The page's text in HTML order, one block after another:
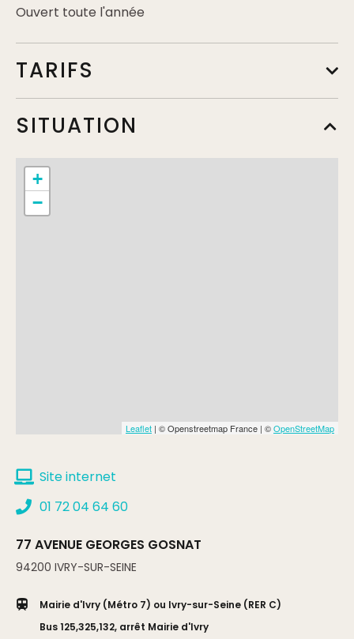
Ouvert toute l'année
TARIFS
SITUATION
+
−
Leaflet | © Openstreetmap France | ©OpenStreetMap
Site internet
01 72 04 64 60
77 AVENUE GEORGES GOSNAT
94200 IVRY-SUR-SEINE
Mairie d'Ivry (Métro 7) ou Ivry-sur-Seine (RER C)
Bus 125,325,132, arrêt Mairie d'Ivry